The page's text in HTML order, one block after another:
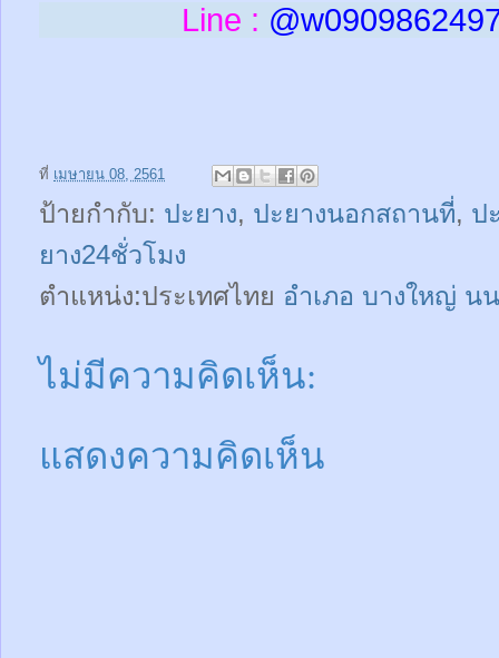
Line : @w
ที่ เมษายน 08, 2561
ป้ายกำกับ: ปะยาง, ปะยางนอกสถานที่, ป
ยาง24ชั่วโมง
ตำแหน่ง:ประเทศไทย อำเภอ บางใหญ่ น
ไม่มีความคิดเห็น:
แสดงความคิดเห็น